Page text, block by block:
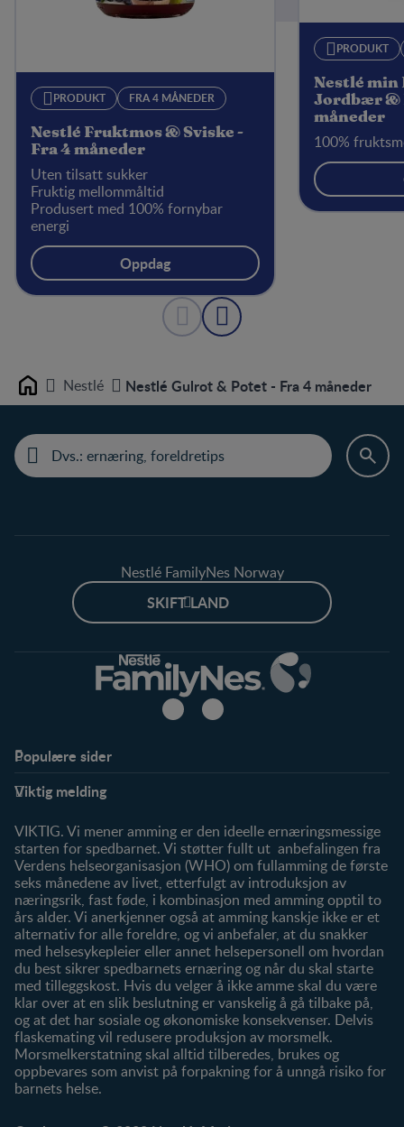
PRODUKT FRA 4 MÅNEDER
Nestlé Fruktmos & Sviske -
Fra 4 måneder
Uten tilsatt sukker
Fruktig mellommåltid
Produsert med 100% fornybar
energi
Oppdag
PRODUKT
Nestlé min
Jordbær &
måneder
100%
Home Nestlé Nestlé Gulrot & Potet - Fra 4 måneder
Nestlé FamilyNes Norway
SKIFT LAND
Populære sider
FAQ
Våre merker
Viktig melding
VIKTIG. Vi mener amming er den ideelle ernæringsmessige
starten for spedbarnet. Vi støtter fullt ut anbefalingen fra
Verdens helseorganisasjon (WHO) om fullamming de første
seks månedene av livet, etterfulgt av introduksjon av
næringsrik, fast føde, i kombinasjon med amming opptil to
års alder. Vi anerkjenner også at amming kanskje ikke er et
alternativ for alle foreldre, og vi anbefaler, at du snakker
med helsesykepleier eller annet helsepersonell om hvordan
du best sikrer spedbarnets ernæring og når du skal starte
med tilleggskost. Hvis du velger å ikke amme skal du være
klar over at en slik beslutning er vanskelig å gå tilbake på,
og at det har sosiale og økonomiske konsekvenser. Delvis
flaskemating vil redusere produksjon av morsmelk.
Morsmelkerstatning skal alltid tilberedes, brukes og
oppbevares som anvist på forpakning for å unngå risiko for
barnets helse.